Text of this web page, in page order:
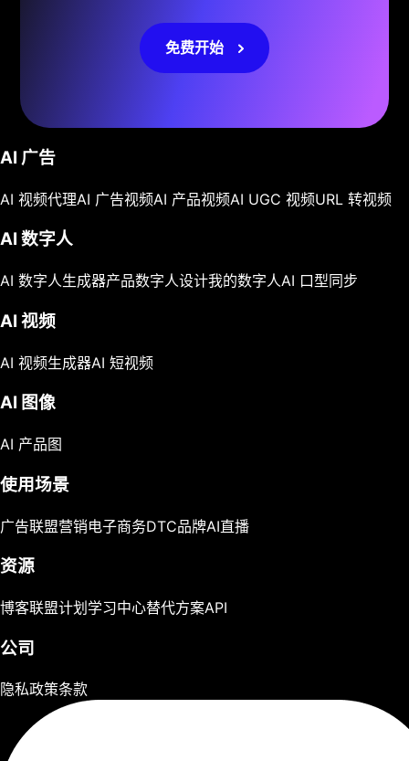
免费开始
AI 广告
AI 视频代理AI 广告视频AI 产品视频AI UGC 视频URL 转视频
AI 数字人
AI 数字人生成器产品数字人设计我的数字人AI 口型同步
AI 视频
AI 视频生成器AI 短视频
AI 图像
AI 产品图
使用场景
广告联盟营销电子商务DTC品牌AI直播
资源
博客联盟计划学习中心替代方案API
公司
隐私政策条款